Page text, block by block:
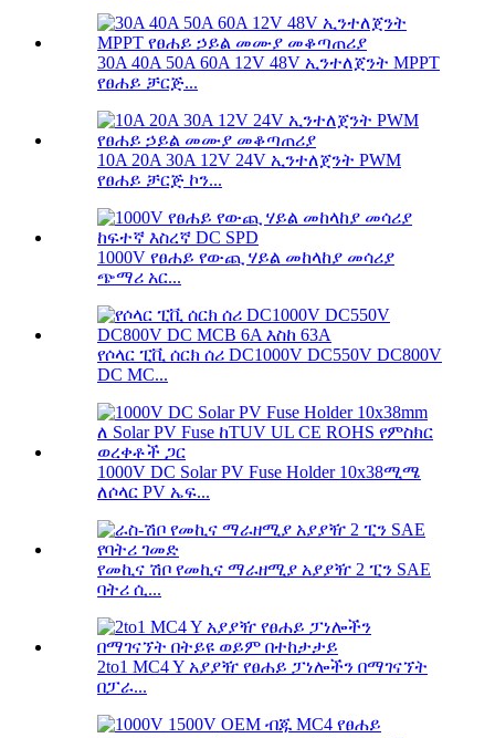
30A 40A 50A 60A 12V 48V ኢንተለጀንት MPPT
የፀሐይ ቻርጅ...
10A 20A 30A 12V 24V ኢንተለጀንት PWM
የፀሐይ ቻርጅ ኮን...
1000V የፀሐይ የውጪ ሃይል መከላከያ መሳሪያ
ጭማሪ አር...
የሶላር ፒቪ ሰርክ ሰሪ DC1000V DC550V DC800V
DC MC...
1000V DC Solar PV Fuse Holder 10x38ሚሜ
ለሶላር PV ኤፍ...
የመኪና ሽቦ የመኪና ማራዘሚያ አያያዥ 2 ፒን SAE
ባትሪ ሲ...
2to1 MC4 Y አያያዥ የፀሐይ ፓነሎችን በማገናኘት
በፓራ...